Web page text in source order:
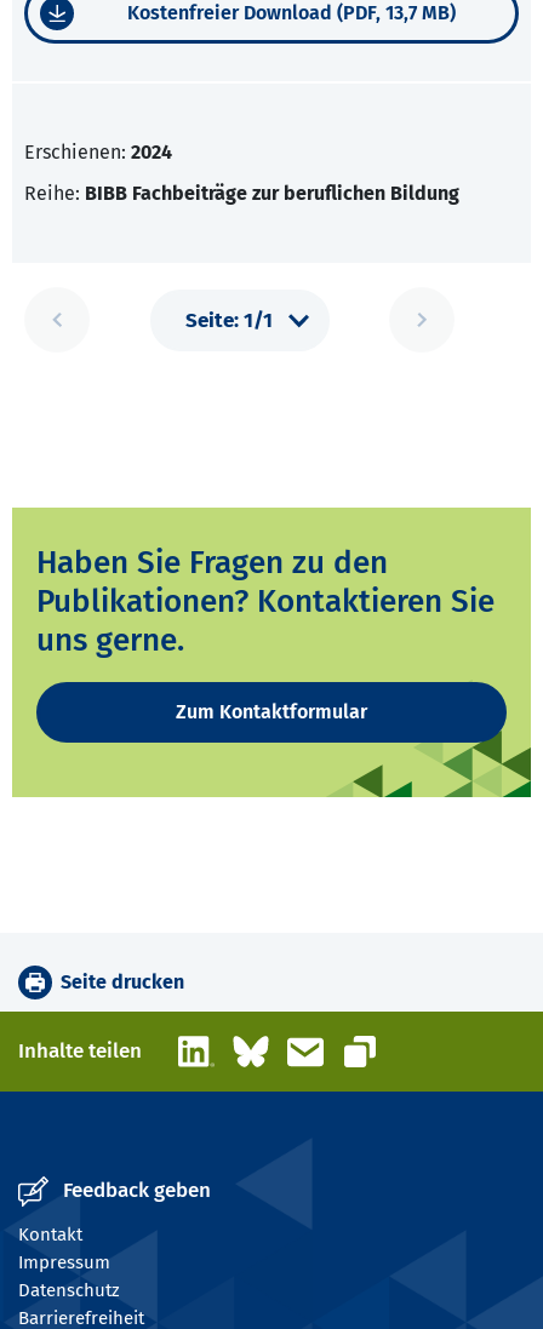
Kostenfreier Download (PDF, 13,7 MB)
Erschienen: 2024
Reihe: BIBB Fachbeiträge zur beruflichen Bildung
Haben Sie Fragen zu den
Publikationen? Kontaktieren Sie
uns gerne.
Zum Kontaktformular
Seite drucken
Inhalte teilen LinkedInBlueskyE-Mail
Link kopieren
Feedback geben
Kontakt
Impressum
Datenschutz
Barrierefreiheit